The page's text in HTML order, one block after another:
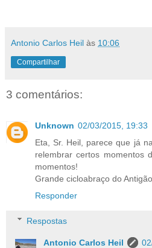
Antonio Carlos Heil às 10:06
Compartilhar
3 comentários:
Unknown 02/03/2015, 19:33
Eta, Sr. Heil, parece que já
relembrar certos momentos
momentos!
Grande cicloabraço do
Responder
Respostas
Antonio Carlos Heil